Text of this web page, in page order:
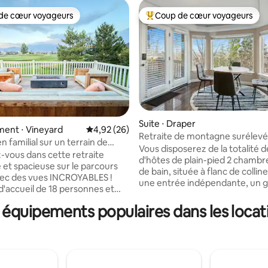
sur la base de 23 commentaires : 5 sur 5
cœur voyageurs les plus appréciés
cœur voyageurs
⋅ Vineyard Évaluation moyenne sur la base de 26
4,92 (26)
familial sur un terrain de
+ jacuzzi
vous dans cette retraite
spacieuse sur le parcours
des vues INCROYABLES !
de 18 personnes et
size et 2 chambres avec lits
il y a de la place pour tout le
Coups de cœur voyageurs les
Coup de cœur voyageurs
Suite ⋅ Draper
Retraite de montagne
sauna et cuisine complète
Vous disposerez de la totalité
d'hôtes de plain-pied 2
de bain, située à flanc de
une entrée indépendante, un
un sauna personnel, une
entièrement équipée et une
l'ambiance zen. Le logement
populaires dans les